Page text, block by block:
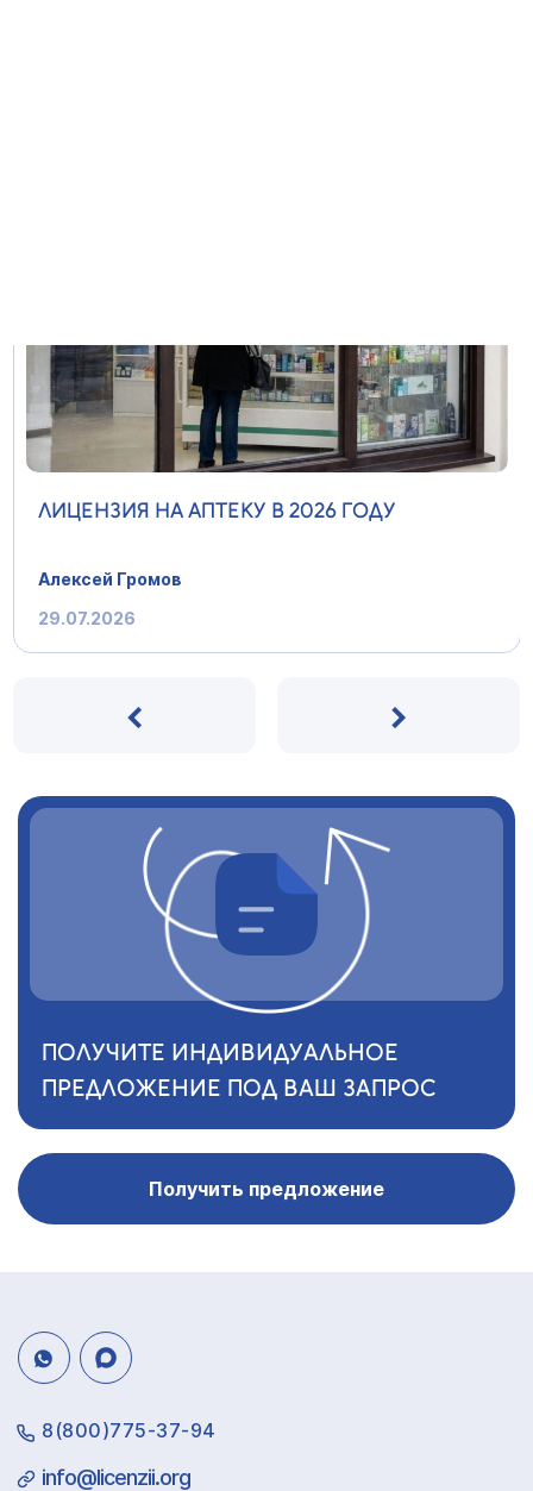
ЛИЦЕНЗИЯ НА АПТЕКУ В 2026 ГОДУ
Алексей Громов
29.07.2026
‹ ›
ПОЛУЧИТЕ ИНДИВИДУАЛЬНОЕ
ПРЕДЛОЖЕНИЕ ПОД ВАШ ЗАПРОС
Получить предложение
8(800)775-37-94
info@licenzii.org